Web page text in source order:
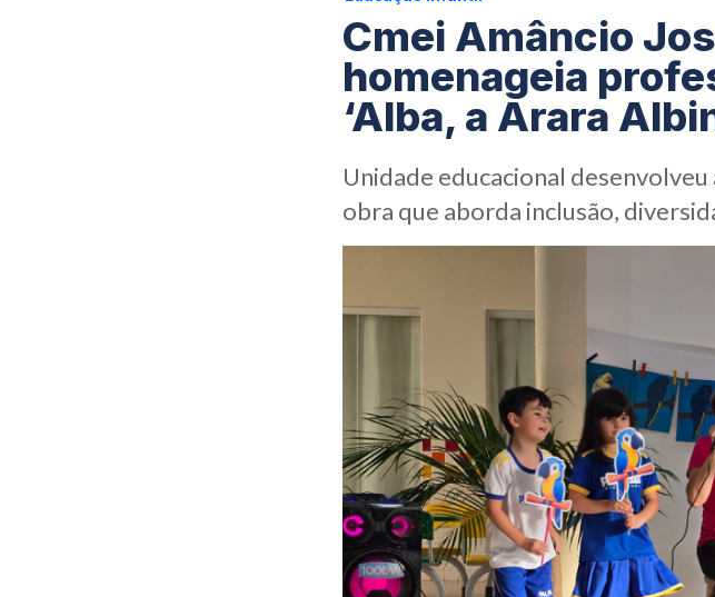
Cmei Amâncio
homenageia
‘Alba, a Arara
Unidade educacional
obra que aborda inclusão,